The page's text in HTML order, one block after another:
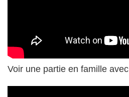
Voir une partie en famille avec